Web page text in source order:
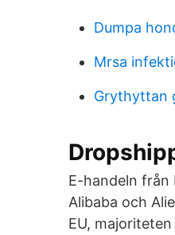
Dumpa
Mrsa
Grythyttan
E-handeln från
Alibaba och
EU,